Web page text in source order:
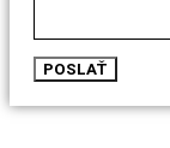
POSLAŤ